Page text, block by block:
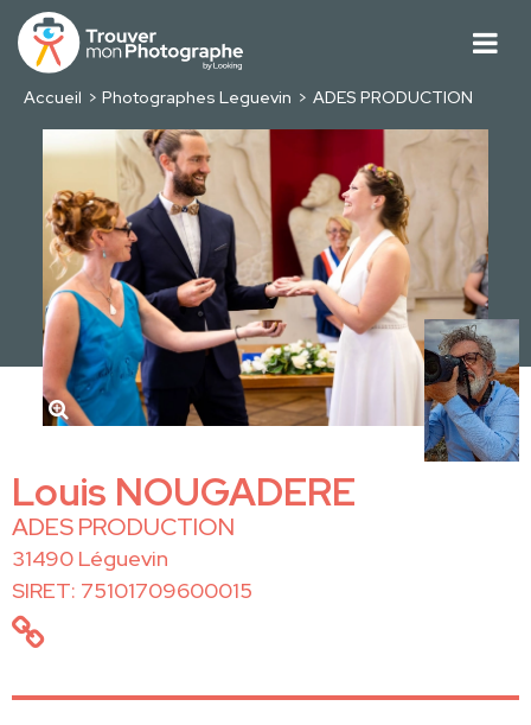
Accueil Photographes Leguevin ADES PRODUCTION
Louis NOUGADERE
ADES PRODUCTION
31490 Léguevin
SIRET: 75101709600015